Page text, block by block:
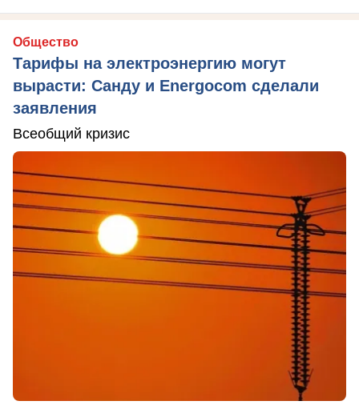
Общество
Тарифы на электроэнергию могут
вырасти: Санду и Energocom сделали
заявления
Всеобщий кризис